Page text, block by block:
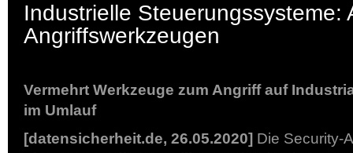
Industrielle Steuerungssysteme:
Angriffswerkzeugen
Vermehrt Werkzeuge zum Angriff auf
im Umlauf
[datensicherheit.de, 26.05.2020] Die Security-